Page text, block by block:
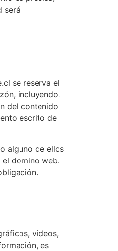
será
se reserva el
incluyendo,
del contenido
escrito de
alguno de ellos
el domino web.
videos,
es